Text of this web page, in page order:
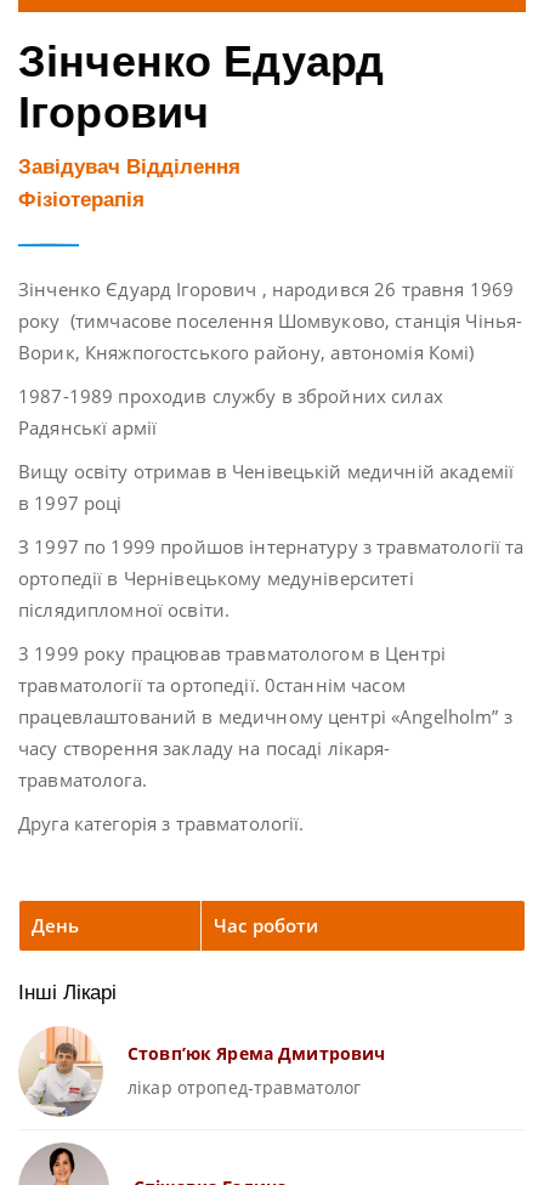
Зінченко Едуард
Ігорович
Завідувач Відділення
Фізіотерапія
Зінченко Єдуард Ігорович , народився 26 травня 1969
року (тимчасове поселення Шомвуково, станція Чінья-
Ворик, Княжпогостського району, автономія Комі)
1987-1989 проходив службу в збройних силах
Радянськї армії
Вищу освіту отримав в Ченівецькій медичній академії
в 1997 році
З 1997 по 1999 пройшов інтернатуру з травматології та
ортопедії в Чернівецькому медуніверситеті
післядипломної освіти.
3 1999 року працював травматологом в Центрі
травматології та ортопедії. 0станнім часом
працевлаштований в медичному центрі «Angelholm” з
часу створення закладу на посаді лікаря-
травматолога.
Друга категорія з травматології.
День Час роботи
Інші Лікарі
Стовп’юк Ярема Дмитрович
лікар отропед-травматолог